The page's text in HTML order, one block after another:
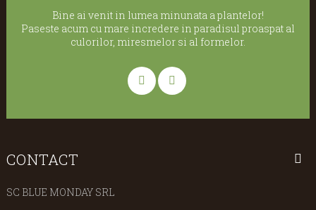
Bine ai venit in lumea minunata a plantelor!
Paseste acum cu mare incredere in paradisul proaspat al
culorilor, miresmelor si al formelor.
CONTACT
SC BLUE MONDAY SRL